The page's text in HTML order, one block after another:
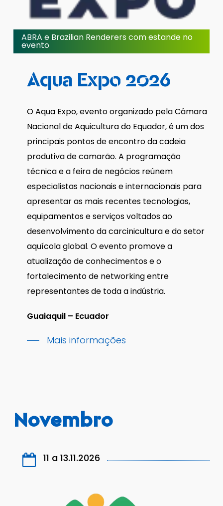
ABRA e Brazilian Renderers com estande no
evento
Aqua Expo 2026
O Aqua Expo, evento organizado pela Câmara
Nacional de Aquicultura do Equador, é um dos
principais pontos de encontro da cadeia
produtiva de camarão. A programação
técnica e a feira de negócios reúnem
especialistas nacionais e internacionais para
apresentar as mais recentes tecnologias,
equipamentos e serviços voltados ao
desenvolvimento da carcinicultura e do setor
aquícola global. O evento promove a
atualização de conhecimentos e o
fortalecimento de networking entre
representantes de toda a indústria.
Guaiaquil – Ecuador
Mais informações
Novembro
11 a 13.11.2026